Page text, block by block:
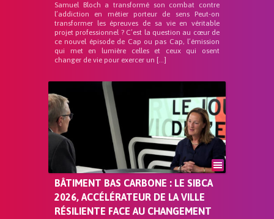
Samuel Bloch a transformé son combat contre
l’addiction en métier porteur de sens Peut-on
transformer les épreuves de sa vie en véritable
projet professionnel ? C’est la question au cœur de
ce nouvel épisode de Cap ou pas Cap, l’émission
qui met en lumière celles et ceux qui osent
changer de vie pour exercer un […]
BÂTIMENT BAS CARBONE : LE SIBCA
2026, ACCÉLÉRATEUR DE LA VILLE
RÉSILIENTE FACE AU CHANGEMENT